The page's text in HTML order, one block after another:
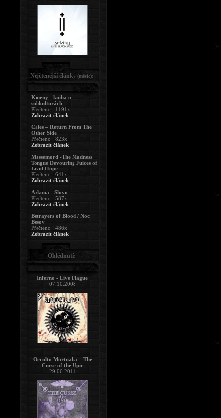
Nejčtenější články (měsíc):
Kmeny - kniha o
subkulturách
Přečteno : 1191x
Zobrazit článek
Cales – Return From The
Other Side
Přečteno : 823x
Zobrazit článek
Massemord -The Madness
Tongue Devouring Juices of
Livid Hope
Přečteno : 641x
Zobrazit článek
Arkona - Slovo
Přečteno : 587x
Zobrazit článek
Betrayers of Blood / Noc
Besov
Přečteno : 486x
Zobrazit článek
Ohlédnutí:
Inferno - Live Plague
07.10.2008
Occulto Mortualia – The
Curse of the Upir
29.06.2011